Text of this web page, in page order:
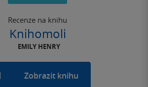
Recenze na knihu
Knihomoli
EMILY HENRY
Zobrazit knihu